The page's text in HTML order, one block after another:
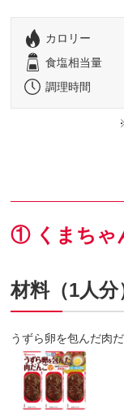
カロリー
食塩相当量
調理時間
① くまちゃ
材料（1人分
うずら卵を包んだ肉